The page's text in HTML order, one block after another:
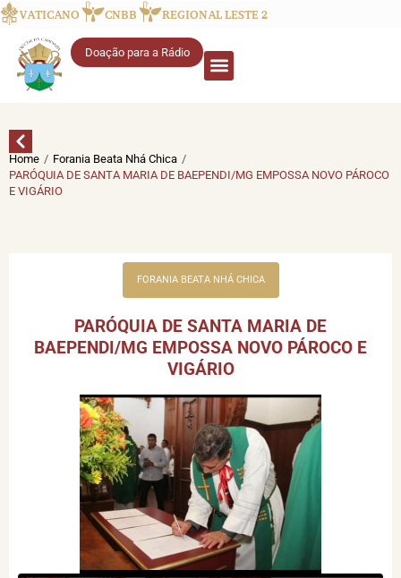
VATICANO CNBB REGIONAL LESTE 2
Doação para a Rádio
Home / Forania Beata Nhá Chica /
PARÓQUIA DE SANTA MARIA DE BAEPENDI/MG EMPOSSA NOVO PÁROCO
E VIGÁRIO
FORANIA BEATA NHÁ CHICA
PARÓQUIA DE SANTA MARIA DE
BAEPENDI/MG EMPOSSA NOVO PÁROCO E
VIGÁRIO